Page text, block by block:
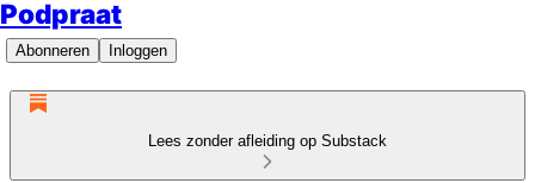
Podpraat
Abonneren Inloggen
Lees zonder afleiding op Substack